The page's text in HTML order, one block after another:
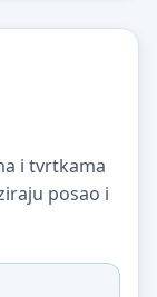
i tvrtkama
posao i